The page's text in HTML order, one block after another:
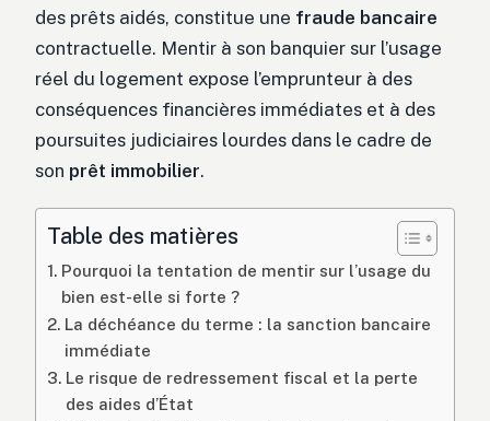
des prêts aidés, constitue une fraude bancaire
contractuelle. Mentir à son banquier sur l’usage
réel du logement expose l’emprunteur à des
conséquences financières immédiates et à des
poursuites judiciaires lourdes dans le cadre de
son prêt immobilier.
Table des matières
Pourquoi la tentation de mentir sur l’usage du
bien est-elle si forte ?
La déchéance du terme : la sanction bancaire
immédiate
Le risque de redressement fiscal et la perte
des aides d’État